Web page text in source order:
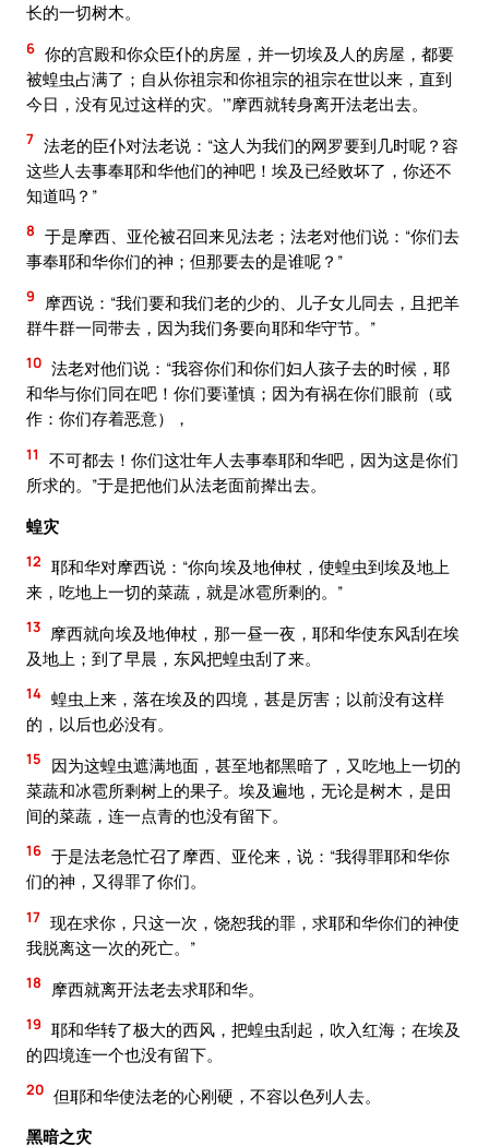
长的一切树木。
6 你的宫殿和你众臣仆的房屋，并一切埃及人的房屋，都要
被蝗虫占满了；自从你祖宗和你祖宗的祖宗在世以来，直到
今日，没有见过这样的灾。’”摩西就转身离开法老出去。
7 法老的臣仆对法老说：“这人为我们的网罗要到几时呢？容
这些人去事奉耶和华他们的神吧！埃及已经败坏了，你还不
知道吗？”
8 于是摩西、亚伦被召回来见法老；法老对他们说：“你们去
事奉耶和华你们的神；但那要去的是谁呢？”
9
摩西说：“我们要和我们老的少的、儿子女儿同去，且把羊
群牛群一同带去，因为我们务要向耶和华守节。”
10 法老对他们说：“我容你们和你们妇人孩子去的时候，耶
和华与你们同在吧！你们要谨慎；因为有祸在你们眼前（或
作：你们存着恶意），
11
不可都去！你们这壮年人去事奉耶和华吧，因为这是你们
所求的。”于是把他们从法老面前撵出去。
蝗灾
12 耶和华对摩西说：“你向埃及地伸杖，使蝗虫到埃及地上
来，吃地上一切的菜蔬，就是冰雹所剩的。”
13 摩西就向埃及地伸杖，那一昼一夜，耶和华使东风刮在埃
及地上；到了早晨，东风把蝗虫刮了来。
14 蝗虫上来，落在埃及的四境，甚是厉害；以前没有这样
的，以后也必没有。
15
因为这蝗虫遮满地面，甚至地都黑暗了，又吃地上一切的
菜蔬和冰雹所剩树上的果子。埃及遍地，无论是树木，是田
间的菜蔬，连一点青的也没有留下。
16 于是法老急忙召了摩西、亚伦来，说：“我得罪耶和华你
们的神，又得罪了你们。
17 现在求你，只这一次，饶恕我的罪，求耶和华你们的神使
我脱离这一次的死亡。”
18 摩西就离开法老去求耶和华。
19 耶和华转了极大的西风，把蝗虫刮起，吹入红海；在埃及
的四境连一个也没有留下。
20 但耶和华使法老的心刚硬，不容以色列人去。
黑暗之灾